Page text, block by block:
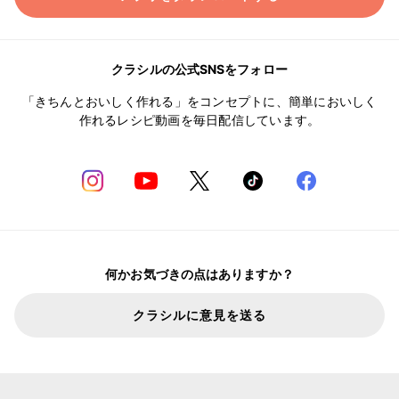
クラシルの公式SNSをフォロー
「きちんとおいしく作れる」をコンセプトに、簡単においしく
作れるレシピ動画を毎日配信しています。
何かお気づきの点はありますか？
クラシルに意見を送る